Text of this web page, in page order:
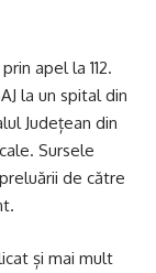
apel la 112.
la un spital din
Județean din
Sursele
de către
și mai mult